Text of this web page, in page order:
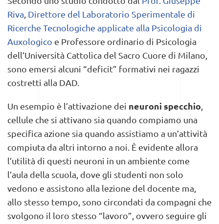
Riva Direttore del Laboratorio Sperimentale di
Ricerche Tecnologiche applicate alla Psicologia di
Auxologico e Professore ordinario di Psicologia
dell’Università Cattolica del Sacro Cuore di Milano,
sono emersi alcuni “deficit” formativi nei ragazzi
costretti alla DAD.
Un esempio è l’attivazione dei neuroni specchio
cellule che si attivano sia quando compiamo una
specifica azione sia quando assistiamo a un’attività
compiuta da altri intorno a noi. È evidente allora
l’utilità di questi neuroni in un ambiente come
l’aula della scuola, dove gli studenti non solo
vedono e assistono alla lezione del docente ma,
allo stesso tempo, sono circondati da compagni che
svolgono il loro stesso “lavoro”, ovvero seguire gli